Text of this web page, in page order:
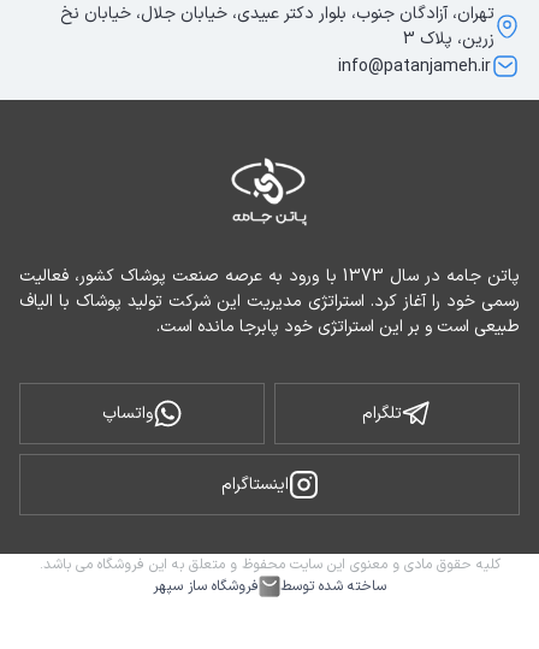
طبیعی است و بر این استراتژی خود پابرجا مانده است.
تلگرام واتساپ
اینستاگرام
تهران، آزادگان جنوب، بلوار دکتر عبیدی، خیابان جلال، خیابان نخ
زرین، پلاک 3
info@patanjameh.ir
کلیه حقوق مادی و معنوی این سایت محفوظ و متعلق به این فروشگاه می باشد.
ساخته شده توسط
فروشگاه ساز سپهر